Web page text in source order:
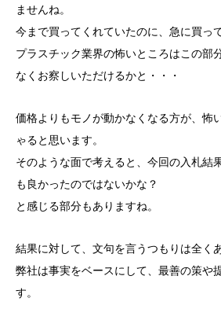
ませんね。
今まで買ってくれていたのに、急に買っ
プラスチック業界の怖いところはこの部
なくお察しいただけるかと・・・
価格よりもモノが動かなくなる方が、怖
ゃると思います。
そのような面で考えると、今回の入札結
も良かったのではないかな？
と感じる部分もありますね。
結果に対して、文句を言うつもりは全く
弊社は事実をベースにして、最善の策や
す。